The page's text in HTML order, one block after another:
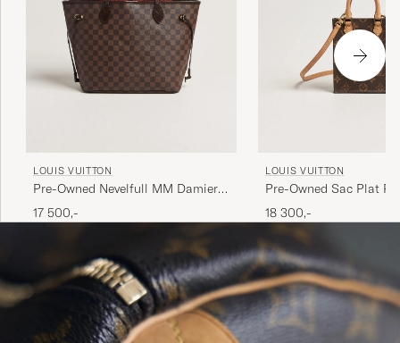
LOUIS VUITTON
Pre-Owned Nevelfull MM Damier
Ebene
17 500,-
LOUIS VUITTON
Pre-Owned Sac Plat
Bandouliére Monogram
18 300,-